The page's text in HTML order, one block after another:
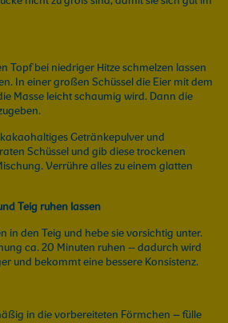
Topf bei niedriger Hitze schmelzen lassen
In einer großen Schüssel die Eier mit dem
Masse leicht schaumig wird. Dann die
Getränkepulver und
Schüssel und gib diese trockenen
Verrühre alles zu einem glatten
Teig ruhen lassen
in den Teig und hebe sie vorsichtig unter.
ca. 20 Minuten ruhen – dadurch wird
und bekommt eine bessere Konsistenz.
in die vorbereiteten Förmchen – fülle